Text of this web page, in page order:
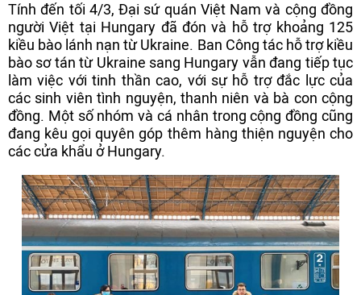
Tính đến tối 4/3, Đại sứ quán Việt Nam và cộng đồng
người Việt tại Hungary đã đón và hỗ trợ khoảng 125
kiều bào lánh nạn từ Ukraine. Ban Công tác hỗ trợ kiều
bào sơ tán từ Ukraine sang Hungary vẫn đang tiếp tục
làm việc với tinh thần cao, với sự hỗ trợ đắc lực của
các sinh viên tình nguyện, thanh niên và bà con cộng
đồng. Một số nhóm và cá nhân trong cộng đồng cũng
đang kêu gọi quyên góp thêm hàng thiện nguyện cho
các cửa khẩu ở Hungary.